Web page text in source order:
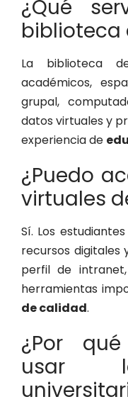
¿Qué
biblioteca
La biblioteca
académicos,
grupal,
datos virtuales y
experiencia de
¿Puedo
virtuales
Sí. Los
recursos digitales
perfil de
herramientas
de calidad.
¿Por
usar